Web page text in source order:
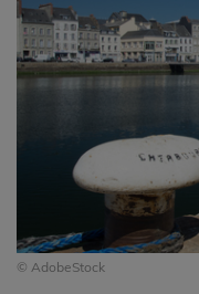
© AdobeStock